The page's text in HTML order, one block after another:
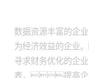
数据资源丰富的企
为经济效益的企业
寻求财务优化的企
表，提高企